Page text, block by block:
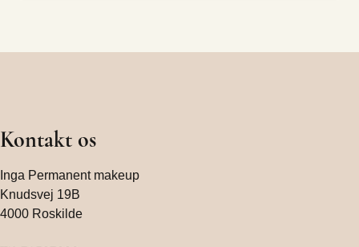
Kontakt os
Inga Permanent makeup
Knudsvej 19B
4000 Roskilde